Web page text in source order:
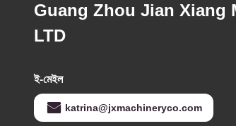
Guang Zhou Jian Xiang
LTD
ই-মেইল
katrina@jxmachineryco.com